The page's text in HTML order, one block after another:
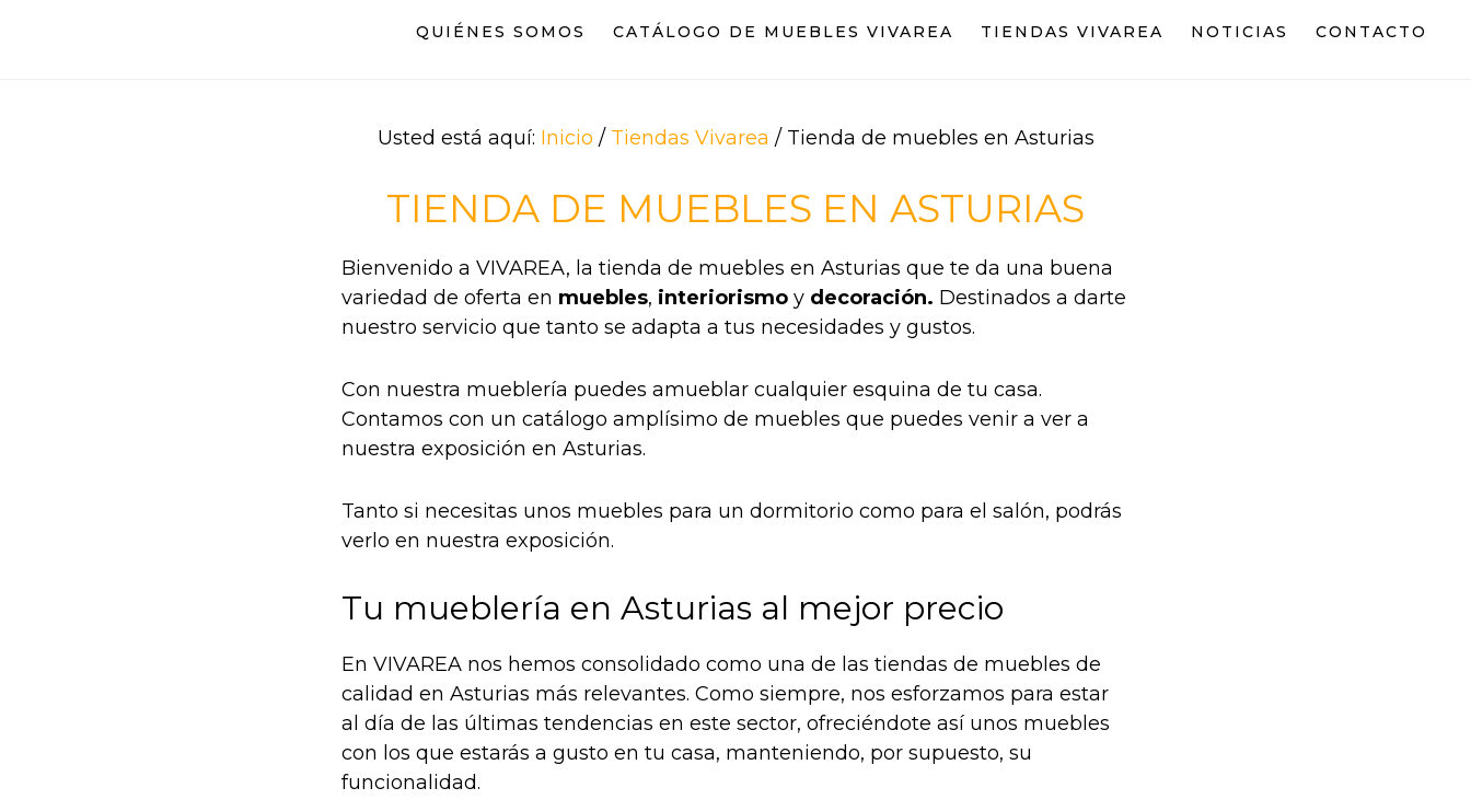
QUIÉNES SOMOS CATÁLOGO DE MUEBLES VIVAREA TIENDAS VIVAREA NOTICIAS CONTACTO
Usted está aquí: Inicio / Tiendas Vivarea /Tienda de muebles en Asturias
TIENDA DE MUEBLES EN ASTURIAS
Bienvenido a VIVAREA, la tienda de muebles en Asturias que te da una buena
variedad de oferta en muebles, interiorismo y decoración. Destinados a darte
nuestro servicio que tanto se adapta a tus necesidades y gustos.
Con nuestra mueblería puedes amueblar cualquier esquina de tu casa.
Contamos con un catálogo amplísimo de muebles que puedes venir a ver a
nuestra exposición en Asturias.
Tanto si necesitas unos muebles para un dormitorio como para el salón, podrás
verlo en nuestra exposición.
Tu mueblería en Asturias al mejor precio
En VIVAREA nos hemos consolidado como una de las tiendas de muebles de
calidad en Asturias más relevantes. Como siempre, nos esforzamos para estar
al día de las últimas tendencias en este sector, ofreciéndote así unos muebles
con los que estarás a gusto en tu casa, manteniendo, por supuesto, su
funcionalidad.